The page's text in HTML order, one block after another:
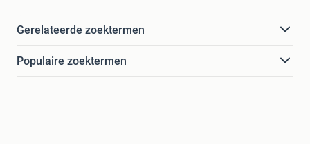
Gerelateerde zoektermen
Populaire zoektermen